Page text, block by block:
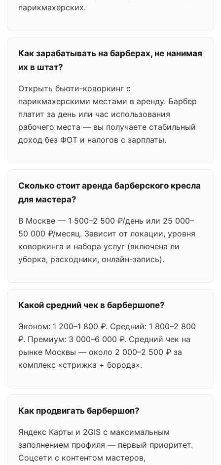
парикмахерских.
Как зарабатывать на барберах, не нанимая
их в штат?
Открыть бьюти-коворкинг с
парикмахерскими местами в аренду. Барбер
платит за день или час использования
рабочего места — вы получаете стабильный
доход без ФОТ и налогов с зарплаты.
Сколько стоит аренда барберского кресла
для мастера?
В Москве — 1 500–2 500 ₽/день или 25 000–
50 000 ₽/месяц. Зависит от локации, уровня
коворкинга и набора услуг (включена ли
уборка, расходники, онлайн-запись).
Какой средний чек в барбершопе?
Эконом: 1 200–1 800 ₽. Средний: 1 800–2 800
₽. Премиум: 3 000–6 000 ₽. Средний чек на
рынке Москвы — около 2 000–2 500 ₽ за
комплекс «стрижка + борода».
Как продвигать барбершоп?
Яндекс Карты и 2GIS с максимальным
заполнением профиля — первый приоритет.
Соцсети с контентом мастеров,